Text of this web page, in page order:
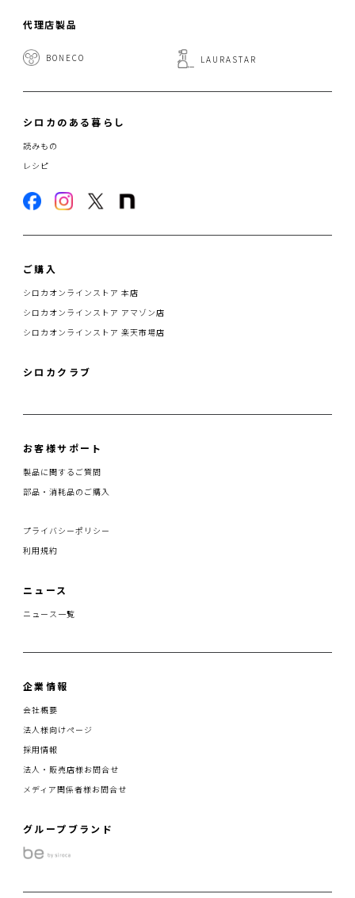
代理店製品
BONECO LAURASTAR
シロカのある暮らし
読みもの
レシピ
ご購入
シロカオンラインストア 本店
シロカオンラインストア アマゾン店
シロカオンラインストア 楽天市場店
シロカクラブ
お客様サポート
製品に関するご質問
部品・消耗品のご購入
プライバシーポリシー
利用規約
ニュース
ニュース一覧
企業情報
会社概要
法人様向けページ
採用情報
法人・販売店様お問合せ
メディア関係者様お問合せ
グループブランド